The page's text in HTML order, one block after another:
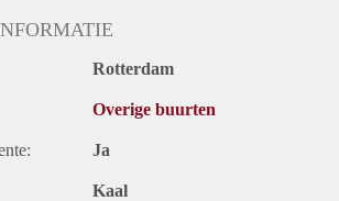
Rotterdam
Overige buurten
Ja
Kaal